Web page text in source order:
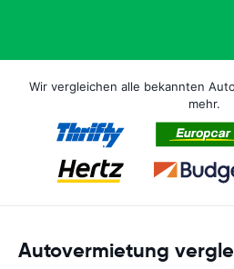
Wir vergleichen alle bekannten
mehr.
Autovermietung